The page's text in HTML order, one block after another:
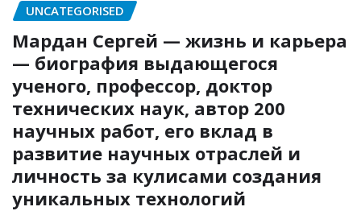
UNCATEGORISED
Мардан Сергей — жизнь и карьера
— биография выдающегося
ученого, профессор, доктор
технических наук, автор 200
научных работ, его вклад в
развитие научных отраслей и
личность за кулисами создания
уникальных технологий